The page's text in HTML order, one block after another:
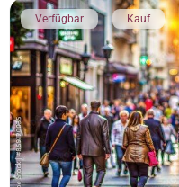
Verfügbar Kauf